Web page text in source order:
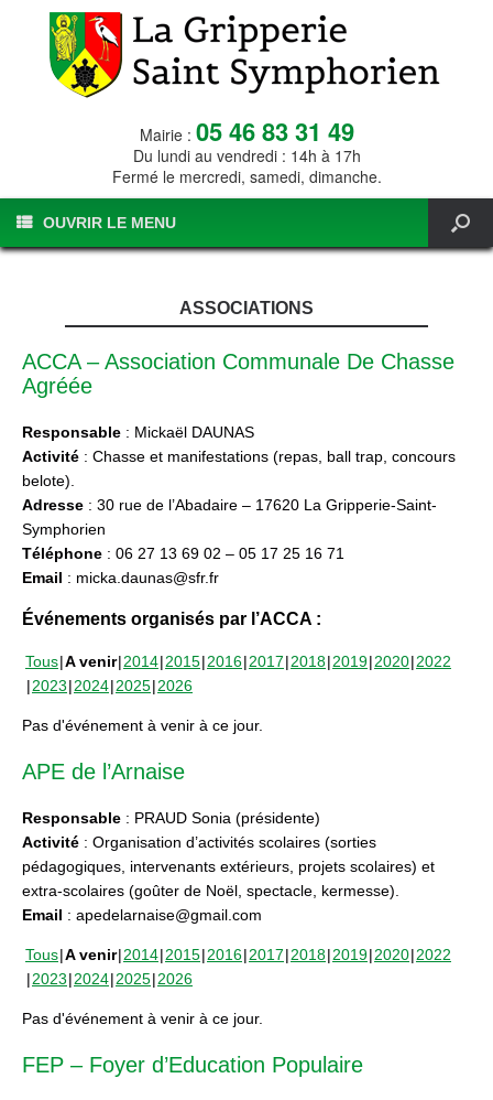
Mairie : 05 46 83 31 49
Du lundi au vendredi : 14h à 17h
Fermé le mercredi, samedi, dimanche.
OUVRIR LE MENU
ASSOCIATIONS
ACCA – Association Communale De Chasse
Agréée
Responsable : Mickaël DAUNAS
Activité : Chasse et manifestations (repas, ball trap, concours
belote).
Adresse : 30 rue de l’Abadaire – 17620 La Gripperie-Saint-
Symphorien
Téléphone : 06 27 13 69 02 – 05 17 25 16 71
Email : micka.daunas@sfr.fr
Événements organisés par l’ACCA :
Tous A venir 2014 2015 2016 2017 2018 2019 2020 2022
2023 2024 2025 2026
Pas d'événement à venir à ce jour.
APE de l’Arnaise
Responsable : PRAUD Sonia (présidente)
Activité : Organisation d’activités scolaires (sorties
pédagogiques, intervenants extérieurs, projets scolaires) et
extra-scolaires (goûter de Noël, spectacle, kermesse).
Email : apedelarnaise@gmail.com
Tous A venir 2014 2015 2016 2017 2018 2019 2020 2022
2023 2024 2025 2026
Pas d'événement à venir à ce jour.
FEP – Foyer d’Education Populaire